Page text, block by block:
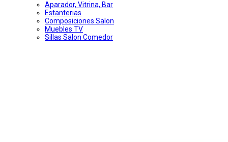
Aparador, Vitrina, Bar
Estanterias
Composiciones Salon
Muebles TV
Sillas Salon Comedor